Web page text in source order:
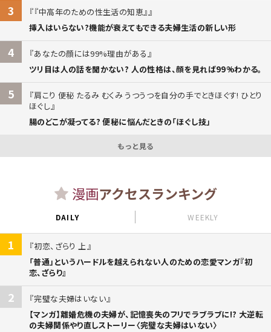
3
『中高年のための性生活の知恵』
挿入はいらない?機能が衰えてもできる夫婦生活の新しい形
4
あなたの顔には99%理由がある
ツリ目は人の話を聞かない? 人の性格は、顔を見れば99%わかる。
5
肩こり 便秘 たるみ むくみ うつうつを自分の手でときほぐす! ひとり
ほぐし
腸のどこが凝ってる? 便秘に悩んだときの「ほぐし技」
もっと見る
漫画アクセスランキング
DAILY WEEKLY
1
初恋、ざらり 上
「普通」というハードルを越えられない人のための恋愛マンガ『初
恋、ざらり』
2
完璧な夫婦はいない
【マンガ】離婚危機の夫婦が、記憶喪失のフリでラブラブに!? 大逆転
の夫婦関係やり直しストーリー〈完璧な夫婦はいない〉